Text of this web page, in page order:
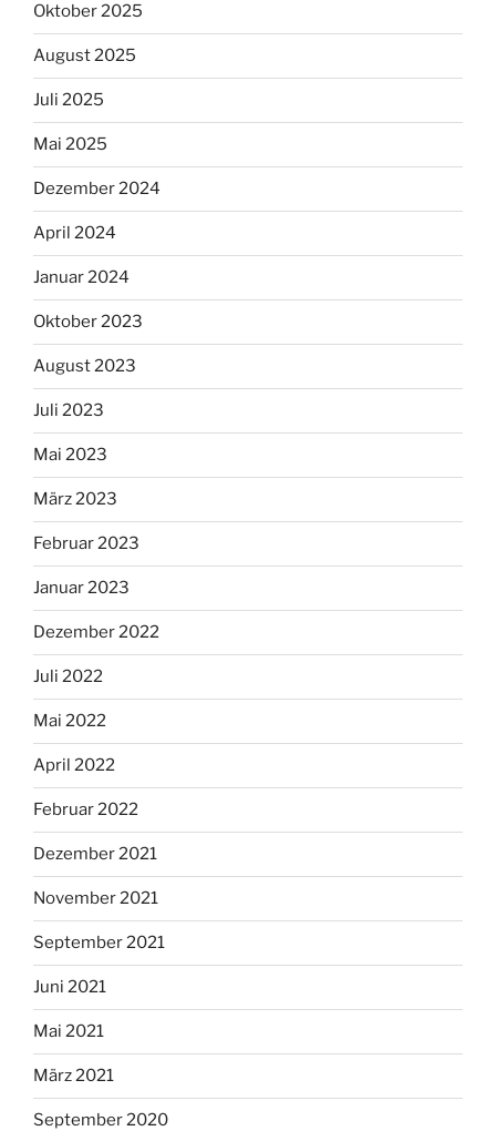
Oktober 2025
August 2025
Juli 2025
Mai 2025
Dezember 2024
April 2024
Januar 2024
Oktober 2023
August 2023
Juli 2023
Mai 2023
März 2023
Februar 2023
Januar 2023
Dezember 2022
Juli 2022
Mai 2022
April 2022
Februar 2022
Dezember 2021
November 2021
September 2021
Juni 2021
Mai 2021
März 2021
September 2020